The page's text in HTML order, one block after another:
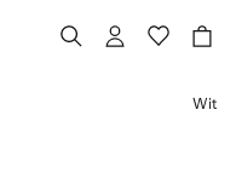
Wit